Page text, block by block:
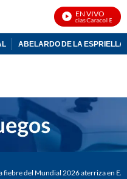
EN VIVO
Noticias Caracol En Vivo
ABELARDO DE LA ESPRIELLA
fiebre del Mundial 2026 aterriza en